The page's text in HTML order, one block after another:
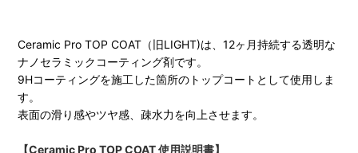
Ceramic Pro TOP COAT（旧LIGHT)は、12ヶ月持続する透明な
ナノセラミックコーティング剤です。
9Hコーティングを施工した箇所のトップコートとして使用しま
す。
表面の滑り感やツヤ感、疎水力を向上させます。
【Ceramic Pro TOP COAT 使用説明書】